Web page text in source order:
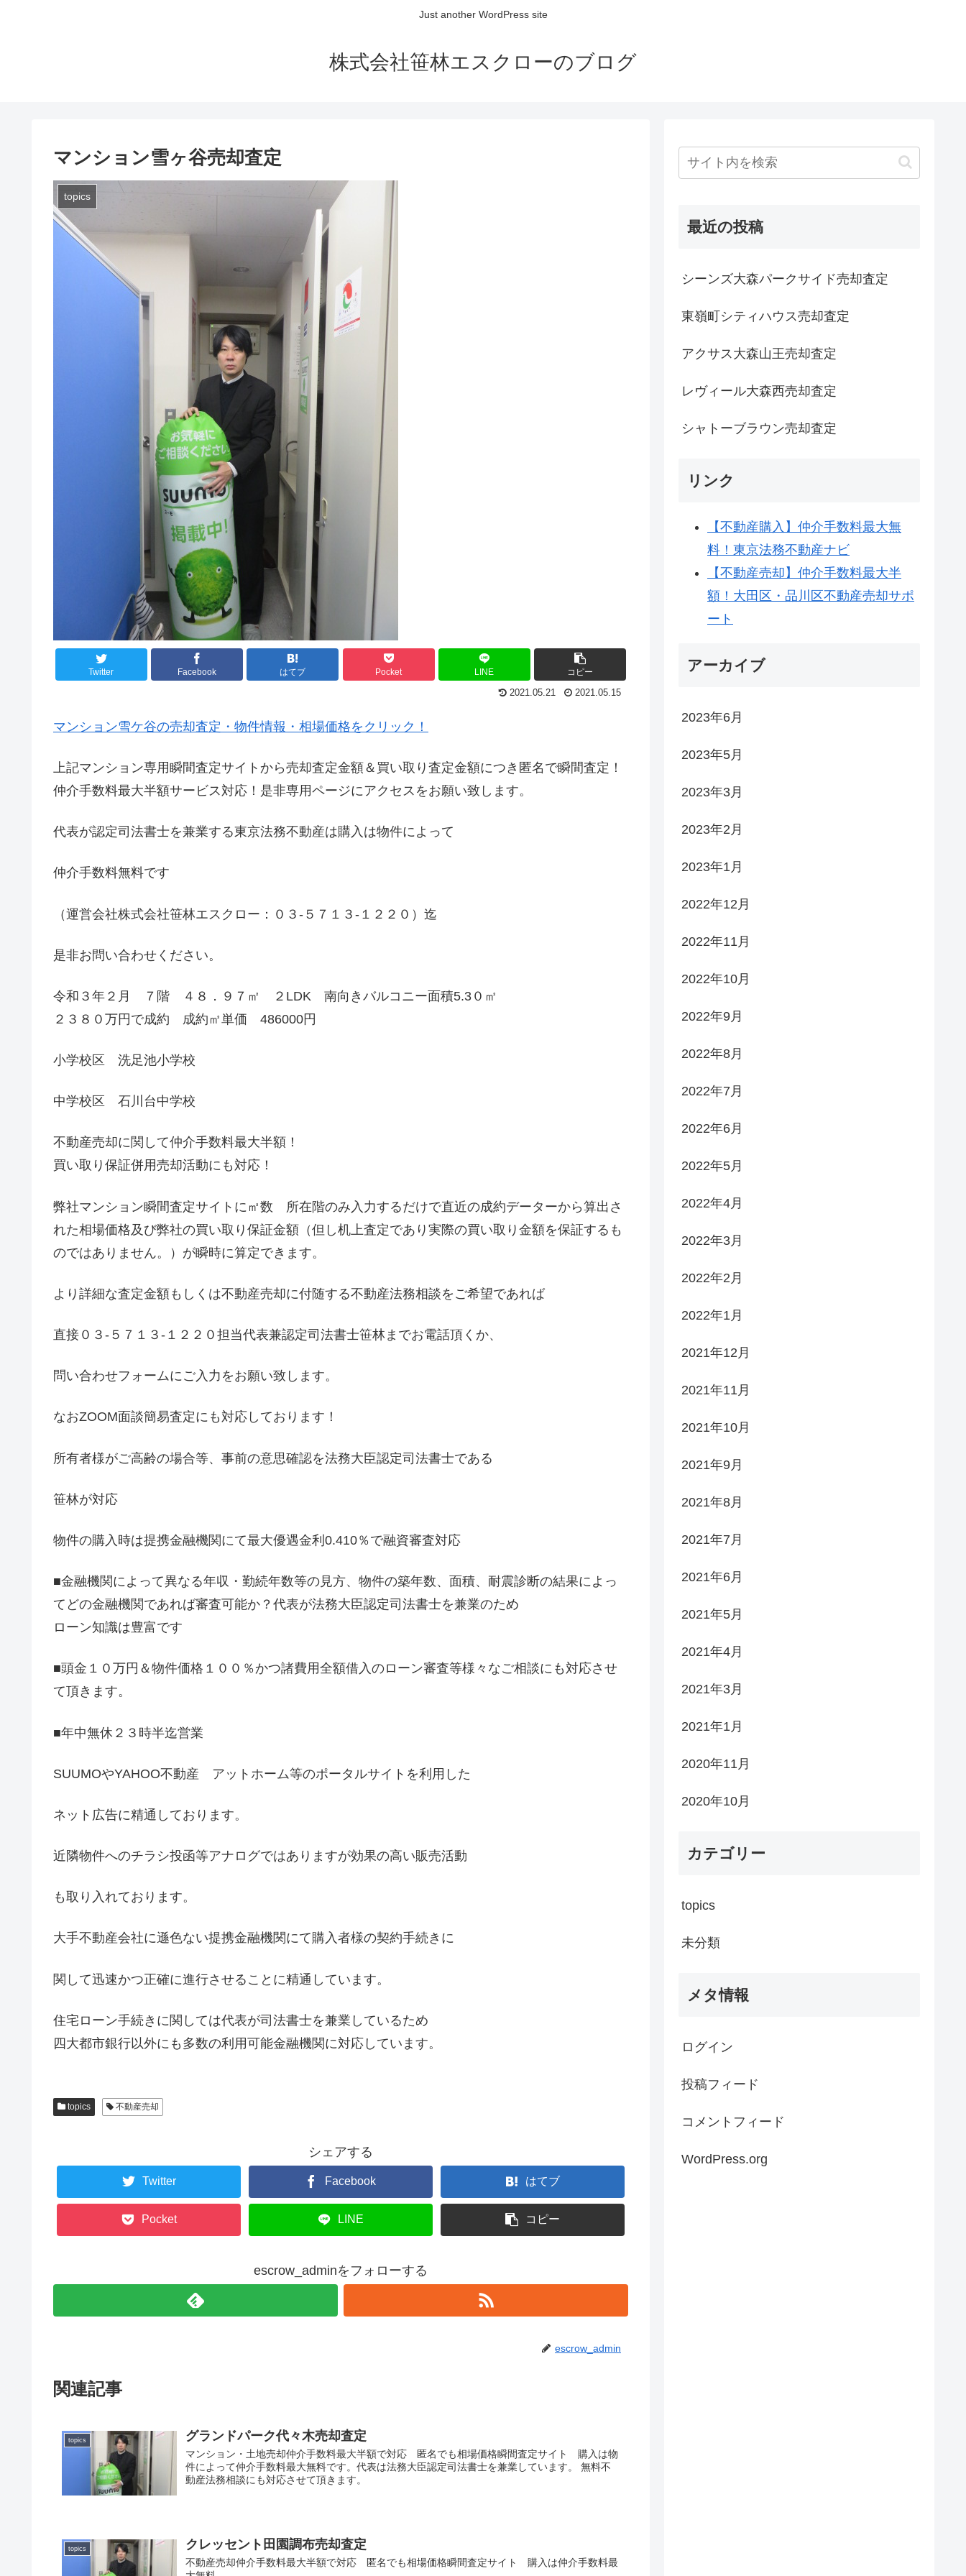
Just another WordPress site
株式会社笹林エスクローのブログ
マンション雪ヶ谷売却査定
topics
Twitter Facebook はてブ Pocket LINE コピー
2021.05.21 2021.05.15
マンション雪ケ谷の売却査定・物件情報・相場価格をクリック！
上記マンション専用瞬間査定サイトから売却査定金額＆買い取り査定金額につき匿名で瞬間査定！
仲介手数料最大半額サービス対応！是非専用ページにアクセスをお願い致します。
代表が認定司法書士を兼業する東京法務不動産は購入は物件によって
仲介手数料無料です
（運営会社株式会社笹林エスクロー：０３-５７１３-１２２０）迄
是非お問い合わせください。
令和３年２月 ７階 ４８．９７㎡ ２LDK 南向きバルコニー面積5.3０㎡
２３８０万円で成約 成約㎡単価 486000円
小学校区 洗足池小学校
中学校区 石川台中学校
不動産売却に関して仲介手数料最大半額！
買い取り保証併用売却活動にも対応！
弊社マンション瞬間査定サイトに㎡数 所在階のみ入力するだけで直近の成約データーから算出さ
れた相場価格及び弊社の買い取り保証金額（但し机上査定であり実際の買い取り金額を保証するも
のではありません。）が瞬時に算定できます。
より詳細な査定金額もしくは不動産売却に付随する不動産法務相談をご希望であれば
直接０３-５７１３-１２２０担当代表兼認定司法書士笹林までお電話頂くか、
問い合わせフォームにご入力をお願い致します。
なおZOOM面談簡易査定にも対応しております！
所有者様がご高齢の場合等、事前の意思確認を法務大臣認定司法書士である
笹林が対応
物件の購入時は提携金融機関にて最大優遇金利0.410％で融資審査対応
■金融機関によって異なる年収・勤続年数等の見方、物件の築年数、面積、耐震診断の結果によっ
てどの金融機関であれば審査可能か？代表が法務大臣認定司法書士を兼業のため
ローン知識は豊富です
■頭金１０万円＆物件価格１００％かつ諸費用全額借入のローン審査等様々なご相談にも対応させ
て頂きます。
■年中無休２３時半迄営業
SUUMOやYAHOO不動産 アットホーム等のポータルサイトを利用した
ネット広告に精通しております。
近隣物件へのチラシ投函等アナログではありますが効果の高い販売活動
も取り入れております。
大手不動産会社に遜色ない提携金融機関にて購入者様の契約手続きに
関して迅速かつ正確に進行させることに精通しています。
住宅ローン手続きに関しては代表が司法書士を兼業しているため
四大都市銀行以外にも多数の利用可能金融機関に対応しています。
topics 不動産売却
シェアする
Twitter Facebook はてブ
Pocket LINE コピー
escrow_adminをフォローする
escrow_admin
関連記事
topics グランドパーク代々木売却査定
マンション・土地売却仲介手数料最大半額で対応 匿名でも相場価格瞬間査定サイト 購入は物
件によって仲介手数料最大無料です。代表は法務大臣認定司法書士を兼業しています。 無料不
動産法務相談にも対応させて頂きます。
topics クレッセント田園調布売却査定
不動産売却仲介手数料最大半額で対応 匿名でも相場価格瞬間査定サイト 購入は仲介手数料最
最近の投稿
シーンズ大森パークサイド売却査定
東嶺町シティハウス売却査定
アクサス大森山王売却査定
レヴィール大森西売却査定
シャトーブラウン売却査定
リンク
【不動産購入】仲介手数料最大無
料！東京法務不動産ナビ
【不動産売却】仲介手数料最大半
額！大田区・品川区不動産売却サポ
ート
アーカイブ
2023年6月
2023年5月
2023年3月
2023年2月
2023年1月
2022年12月
2022年11月
2022年10月
2022年9月
2022年8月
2022年7月
2022年6月
2022年5月
2022年4月
2022年3月
2022年2月
2022年1月
2021年12月
2021年11月
2021年10月
2021年9月
2021年8月
2021年7月
2021年6月
2021年5月
2021年4月
2021年3月
2021年1月
2020年11月
2020年10月
カテゴリー
topics
未分類
メタ情報
ログイン
投稿フィード
コメントフィード
WordPress.org